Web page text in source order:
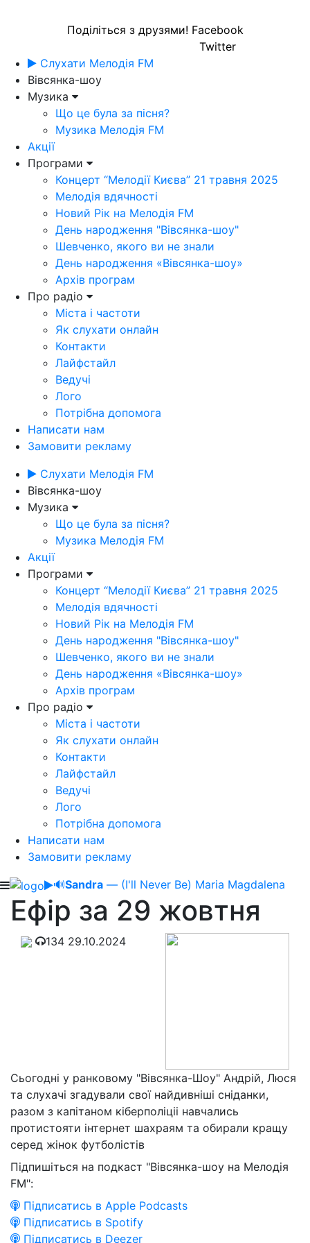
Поділіться з друзями! Facebook
Twitter
Слухати Мелодія FM
Вівсянка-шоу
Музика
Що це була за пісня?
Музика Мелодія FM
Акції
Програми
Концерт “Мелодії Києва” 21 травня 2025
Мелодія вдячності
Новий Рік на Мелодія FM
День народження "Вівсянка-шоу"
Шевченко, якого ви не знали
День народження «Вівсянка-шоу»
Архів програм
Про радіо
Міста і частоти
Як слухати онлайн
Контакти
Лайфстайл
Ведучі
Лого
Потрібна допомога
Написати нам
Замовити рекламу
Слухати Мелодія FM
Вівсянка-шоу
Музика
Що це була за пісня?
Музика Мелодія FM
Акції
Програми
Концерт “Мелодії Києва” 21 травня 2025
Мелодія вдячності
Новий Рік на Мелодія FM
День народження "Вівсянка-шоу"
Шевченко, якого ви не знали
День народження «Вівсянка-шоу»
Архів програм
Про радіо
Міста і частоти
Як слухати онлайн
Контакти
Лайфстайл
Ведучі
Лого
Потрібна допомога
Написати нам
Замовити рекламу
🔊Sandra — (I'll Never Be) Maria Magdalena
Ефір за 29 жовтня
134 29.10.2024
Сьогодні у ранковому "Вівсянка-Шоу" Андрій, Люся
та слухачі згадували свої найдивніші сніданки,
разом з капітаном кіберполіціі навчались
протистояти інтернет шахраям та обирали кращу
серед жінок футболістів
Підпишіться на подкаст "Вівсянка-шоу на Мелодія
FM":
Підписатись в Apple Podcasts
Підписатись в Spotify
Підписатись в Deezer